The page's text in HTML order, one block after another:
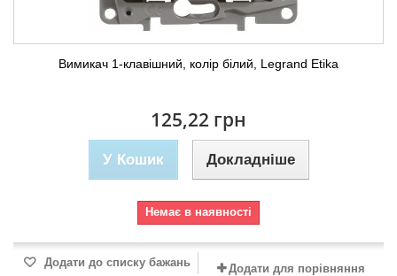
Вимикач 1-клавішний, колір білий, Legrand Etika
125,22 грн
У Кошик Докладніше
Немає в наявності
Додати до списку бажань Додати для порівняння